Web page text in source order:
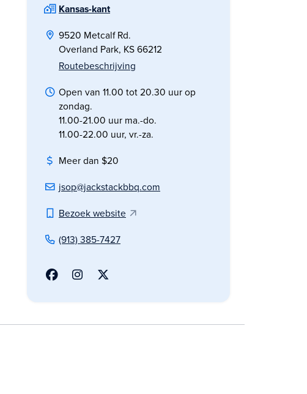
Kansas-kant
9520 Metcalf Rd.
Overland Park, KS 66212
Routebeschrijving
Open van 11.00 tot 20.30 uur op
zondag.
11.00-21.00 uur ma.-do.
11.00-22.00 uur, vr.-za.
Meer dan $20
jsop@jackstackbbq.com
Bezoek website
(913) 385-7427